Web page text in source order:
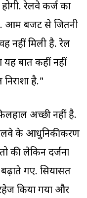
रेलवे कर्ज का
आम बजट से जितनी
नहीं मिली है. रेल
यह बात कहीं नहीं
है."
अच्छी नहीं है.
रेलवे के आधुनिकीकरण
की लेकिन दर्जनों
बढ़ाते गए. सियासत
किया गया और